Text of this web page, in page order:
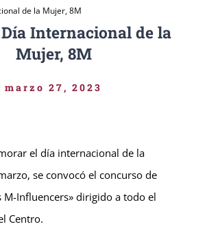
de la Mujer, 8M
Internacional de la
Mujer, 8M
marzo 27, 2023
el día internacional de la
se convocó el concurso de
M-Influencers» dirigido a todo el
Centro.